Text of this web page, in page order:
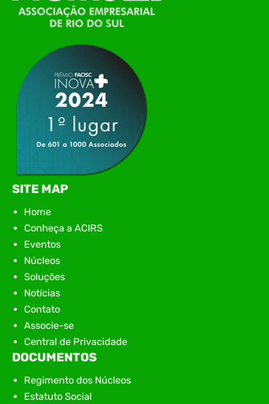
Conexão Tech NIAVI, reunindo empresas de
tecnologia da região para uma noite de
apresentação de novas iniciativas para o setor. O
encontro aconteceu em Rio…
SITE MAP
Home
Conheça a ACIRS
Eventos
Núcleos
Soluções
Notícias
Contato
Associe-se
Central de Privacidade
DOCUMENTOS
Regimento dos Núcleos
Estatuto Social